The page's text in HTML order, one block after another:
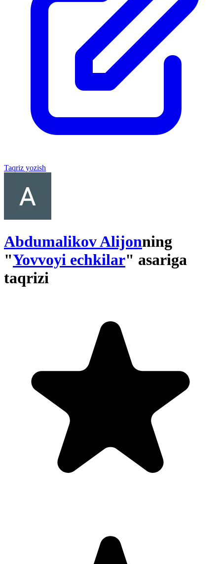
Taqriz yozish
Abdumalikov Alijonning
"Yovvoyi echkilar" asariga
taqrizi